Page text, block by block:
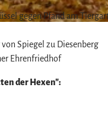
gegen Pfand am
Spiegel zu Diesenberg
Ehrenfriedhof
der Hexen":